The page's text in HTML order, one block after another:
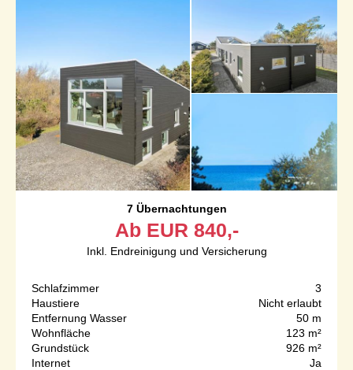
7 Übernachtungen
Ab EUR 840,-
Inkl. Endreinigung und Versicherung
Schlafzimmer
3
Haustiere
Nicht erlaubt
Entfernung Wasser
50 m
Wohnfläche
123 m²
Grundstück
926 m²
Internet
Ja